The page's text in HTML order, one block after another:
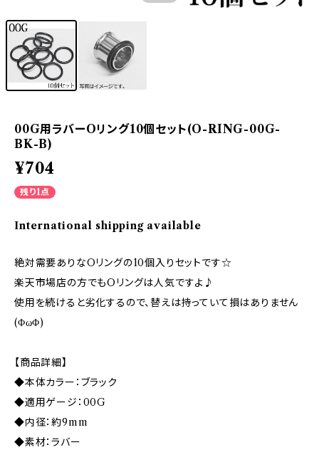
00G用ラバーOリング10個セット(O-RING-00G-
BK-B)
¥704
残り1点
International shipping available
絶対需要ありなOリングの10個入りセットです☆
楽天市場店の方でもOリングは人気ですよ♪
使用を続けると劣化するので、替えは持っていて損はありません
(ΦωΦ)
【商品詳細】
◆本体カラー：ブラック
◆適用ゲージ：00G
◆内径：約9mm
◆素材：ラバー